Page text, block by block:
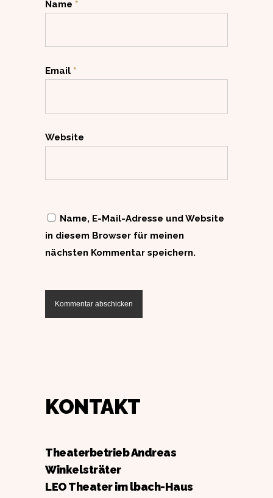
Name *
Email *
Website
Name, E-Mail-Adresse und Website
in diesem Browser für meinen
nächsten Kommentar speichern.
KONTAKT
Theaterbetrieb Andreas
Winkelsträter
LEO Theater im lbach-Haus